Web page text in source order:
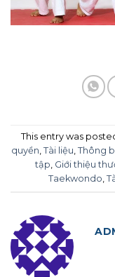
This entry was
quyền, Tài liệu, Thông
tập, Giới thiệu
Taekwondo,